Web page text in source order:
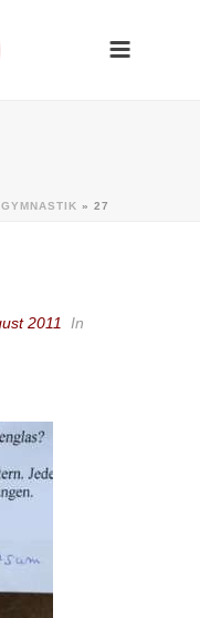
GYMNASTIK » 27
2011 In